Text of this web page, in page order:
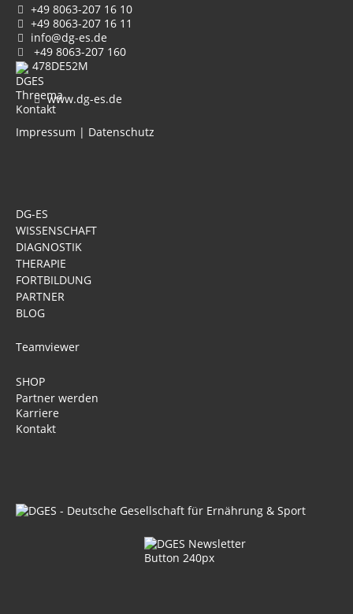
+49 8063-207 16 10
+49 8063-207 16 11
info@dg-es.de
+49 8063-207 160
478DE52M
www.dg-es.de
Impressum | Datenschutz
DG-ES
WISSENSCHAFT
DIAGNOSTIK
THERAPIE
FORTBILDUNG
PARTNER
BLOG
Teamviewer
SHOP
Partner werden
Karriere
Kontakt